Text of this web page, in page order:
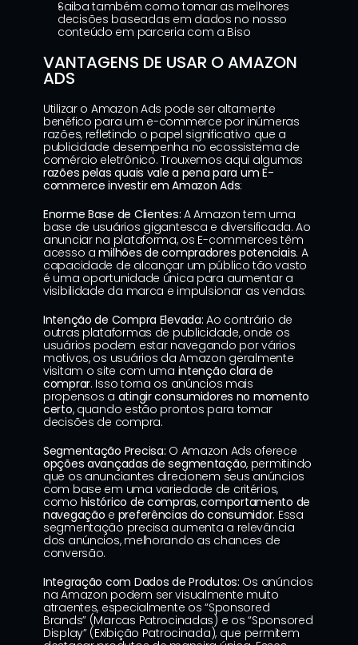
decisões baseadas em dados no nosso
conteúdo em parceria com a Biso
VANTAGENS DE USAR O AMAZON
ADS
Utilizar o Amazon Ads pode ser altamente
benéfico para um e-commerce por inúmeras
razões, refletindo o papel significativo que a
publicidade desempenha no ecossistema de
razões pelas quais vale a pena para um E-
commerce investir em Amazon Ads:
Enorme Base de Clientes: A Amazon tem uma
base de usuários gigantesca e diversificada. Ao
anunciar na plataforma, os E-commerces têm
acesso a milhões de compradores potenciais. A
capacidade de alcançar um público tão vasto
é uma oportunidade única para aumentar a
visibilidade da marca e impulsionar as vendas.
Intenção de Compra Elevada: Ao contrário de
outras plataformas de publicidade, onde os
usuários podem estar navegando por vários
motivos, os usuários da Amazon geralmente
visitam o site com uma intenção clara de
comprar. Isso torna os anúncios mais
propensos a atingir consumidores no momento
certo, quando estão prontos para tomar
decisões de compra.
Segmentação Precisa:
opções avançadas de segmentação, permitindo
que os anunciantes direcionem seus anúncios
com base em uma variedade de critérios,
como histórico de compras, comportamento de
navegação e preferências do consumidor. Essa
segmentação precisa aumenta a relevância
dos anúncios, melhorando as chances de
conversão.
Integração com Dados de Produtos: Os anúncios
na Amazon podem ser visualmente muito
atraentes, especialmente os “Sponsored
Brands” (Marcas Patrocinadas) e os “Sponsored
Display” (Exibição Patrocinada), que permitem